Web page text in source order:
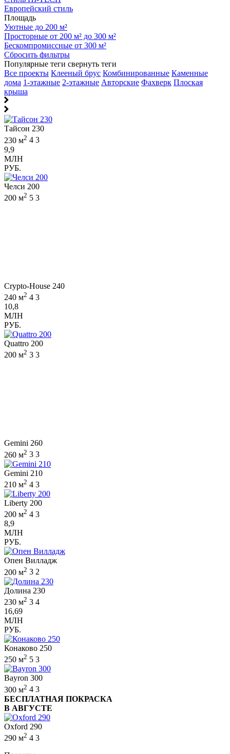
Европейский стиль
Площадь
Уютные до 200 м²
Просторные от 200 м² до 300 м²
Бескомпромиссные от 300 м²
Сбросить фильтры
Популярные теги свернуть теги
Все проекты Клееный брус Комбинированные Каменные
дома 1-этажные 2-этажные Авторские Фахверк Плоская
крыша
Тайсон 230
230 м2 4 3
9,9
МЛН
РУБ.
Челси 200
200 м2 5 3
Crypto-House 240
240 м2 4 3
10,8
МЛН
РУБ.
Quattro 200
200 м2 3 3
Gemini 260
260 м2 3 3
Gemini 210
210 м2 4 3
Liberty 200
200 м2 4 3
8,9
МЛН
РУБ.
Опен Вилладж
200 м2 3 2
Долина 230
230 м2 3 4
16,69
МЛН
РУБ.
Конаково 250
250 м2 5 3
Bayron 300
300 м2 4 3
БЕСПЛАТНАЯ ПОКРАСКА
В АВГУСТЕ
Oxford 290
290 м2 4 3